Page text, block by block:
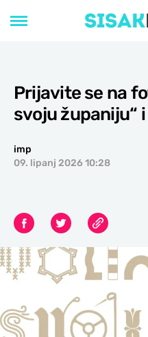
Prijavite se na
svoju županiju“
imp
09. lipanj 2026 10:28